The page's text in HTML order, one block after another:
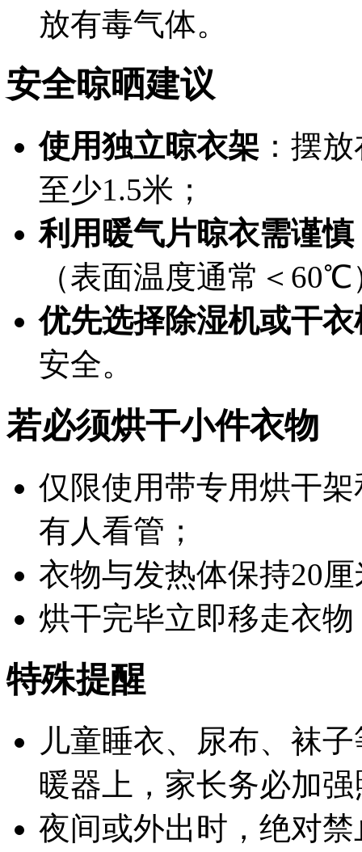
放有毒气体。
安全晾晒建议
使用独立晾衣架 ：摆
至少1.5米；
利用暖气片晾衣需谨慎
（表面温度通常＜
优先选择除湿机或干衣
安全。
若必须烘干小件衣物
仅限使用带专用烘干
有人看管；
衣物与发热体保持20
烘干完毕立即移走衣
特殊提醒
儿童睡衣、尿布、袜
暖器上，家长务必加
夜间或外出时， 绝对